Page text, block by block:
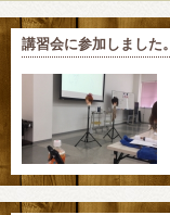
講習会に参加しました。